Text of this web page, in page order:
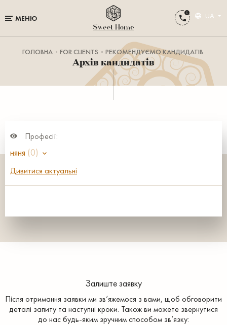
МЕНЮ UA
ГОЛОВНА FOR CLIENTS РЕКОМЕНДУЄМО КАНДИДАТІВ
Архів кандидатів
Професії:
няня (0)
Дивитися актуальні
Залиште заявку
Після отримання заявки ми зв’яжемося з вами, щоб обговорити
деталі запиту та наступні кроки. Також ви можете звернутися
до нас будь-яким зручним способом зв’язку: